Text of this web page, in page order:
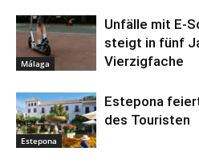
Málaga
Unfälle mit E-
steigt in fünf
Vierzigfache
Estepona
Estepona
des Touristen